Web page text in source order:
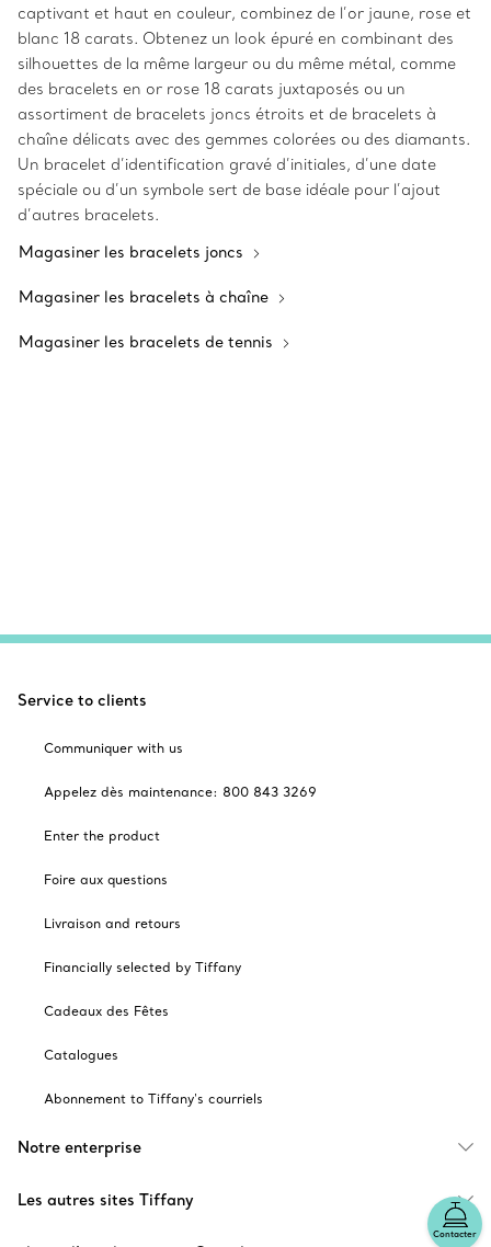
captivant et haut en couleur, combinez de l’or jaune, rose et
blanc 18 carats. Obtenez un look épuré en combinant des
silhouettes de la même largeur ou du même métal, comme
des bracelets en or rose 18 carats juxtaposés ou un
assortiment de bracelets joncs étroits et de bracelets à
chaîne délicats avec des gemmes colorées ou des diamants.
Un bracelet d’identification gravé d’initiales, d’une date
spéciale ou d’un symbole sert de base idéale pour l’ajout
d’autres bracelets.
Magasiner les bracelets joncs
Magasiner les bracelets à chaîne
Magasiner les bracelets de tennis
Contacter
Service to clients
Communiquer with us
Appelez dès maintenance: 800 843 3269
Enter the product
Foire aux questions
Livraison and retours
Financially selected by Tiffany
Cadeaux des Fêtes
Catalogues
Abonnement to Tiffany's courriels
Notre enterprise
Les autres sites Tiffany